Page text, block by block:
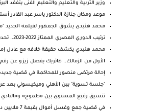
وزير التربية والتعليم والتعليم الفنى يتفقد
موعد ومكان جنازة الدكتور ياسر عبد القادر
محمد هنيدى يشوق الجمهور لفيلمه الجديد
ترتيب الدوري المصري الممتاز 2022-2023.. تحديد الثل...
محمد هنيدي يكشف حقيقة خلافه مع عادل
الأول من الزمالك.. هاتريك يفصل زيزو عن رقم
إحالة مرتضى منصور للمحاكمة في قضية
"جلسة تسوية" بين الأهلي وميكيسوني بعد
تنسيق رفيع المستوى بين «طموح» و«النادي
في قضية جمع وغسل أموال بقيمة 7 ملايين دينار النياب...